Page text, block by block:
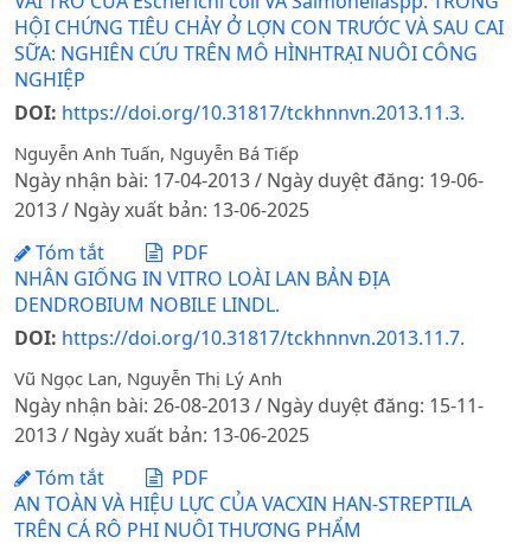
HỘI CHỨNG TIÊU CHẢY Ở LỢN CON TRƯỚC VÀ SAU CAI
SỮA: NGHIÊN CỨU TRÊN MÔ HÌNHTRẠI NUÔI CÔNG
NGHIỆP
DOI: https://doi.org/10.31817/tckhnnvn.2013.11.3.
Nguyễn Anh Tuấn, Nguyễn Bá Tiếp
Ngày nhận bài: 17-04-2013 / Ngày duyệt đăng: 19-06-
2013 / Ngày xuất bản: 13-06-2025
Tóm tắt
PDF
NHÂN GIỐNG IN VITRO LOÀI LAN BẢN ĐỊA
DENDROBIUM NOBILE LINDL.
DOI: https://doi.org/10.31817/tckhnnvn.2013.11.7.
Vũ Ngọc Lan, Nguyễn Thị Lý Anh
Ngày nhận bài: 26-08-2013 / Ngày duyệt đăng: 15-11-
2013 / Ngày xuất bản: 13-06-2025
Tóm tắt
PDF
AN TOÀN VÀ HIỆU LỰC CỦA VACXIN HAN-STREPTILA
TRÊN CÁ RÔ PHI NUÔI THƯƠNG PHẨM